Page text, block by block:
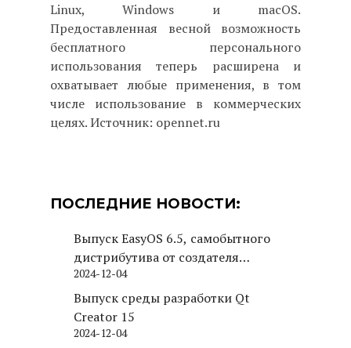
Linux, Windows и macOS.
Предоставленная весной возможность
бесплатного персонального
использования теперь расширена и
охватывает любые применения, в том
числе использование в коммерческих
целях. Источник: opennet.ru
ПОСЛЕДНИЕ НОВОСТИ:
Выпуск EasyOS 6.5, самобытного
дистрибутива от создателя
Puppy Linux
2024-12-04
Выпуск среды разработки Qt
Creator 15
2024-12-04